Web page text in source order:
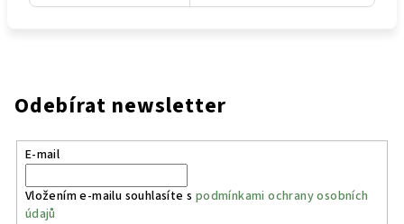
Odebírat newsletter
E-mail
Vložením e-mailu souhlasíte s podmínkami ochrany osobních
údajů